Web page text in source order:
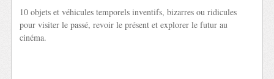
10 objets et véhicules temporels inventifs, bizarres ou ridicules
pour visiter le passé, revoir le présent et explorer le futur au
cinéma.